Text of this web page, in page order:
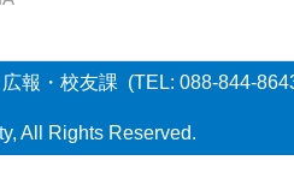
報・校友課 (TEL: 088-844-
All Rights Reserved.